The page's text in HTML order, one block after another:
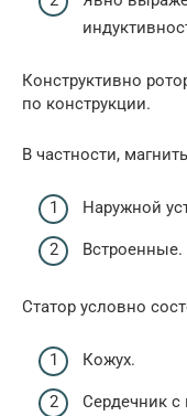
Конструктивно
по конструкции.
В частности,
Наружной
Встроенные.
Статор условно
Кожух.
Сердечник с